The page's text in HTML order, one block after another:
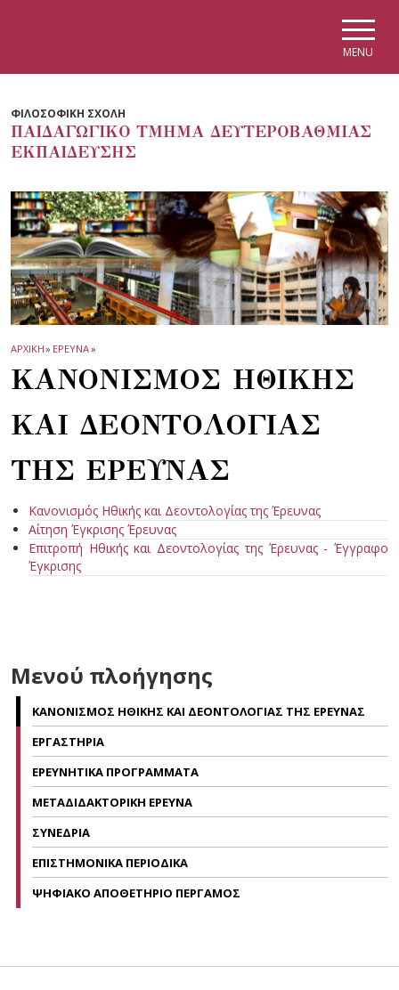
MENU
ΦΙΛΟΣΟΦΙΚΗ ΣΧΟΛΗ
ΠΑΙΔΑΓΩΓΙΚΟ ΤΜΗΜΑ ΔΕΥΤΕΡΟΒΑΘΜΙΑΣ
ΕΚΠΑΙΔΕΥΣΗΣ
ΑΡΧΙΚΗ» ΕΡΕΥΝΑ»
ΚΑΝΟΝΙΣΜΟΣ ΗΘΙΚΗΣ
ΚΑΙ ΔΕΟΝΤΟΛΟΓΙΑΣ
ΤΗΣ ΕΡΕΥΝΑΣ
Κανονισμός Ηθικής και Δεοντολογίας της Έρευνας
Αίτηση Έγκρισης Έρευνας
Επιτροπή Ηθικής και Δεοντολογίας της Έρευνας - Έγγραφο
Έγκρισης
Μενού πλοήγησης
ΚΑΝΟΝΙΣΜΟΣ ΗΘΙΚΗΣ ΚΑΙ ΔΕΟΝΤΟΛΟΓΙΑΣ ΤΗΣ ΕΡΕΥΝΑΣ
ΕΡΓΑΣΤΗΡΙΑ
ΕΡΕΥΝΗΤΙΚΑ ΠΡΟΓΡΑΜΜΑΤΑ
ΜΕΤΑΔΙΔΑΚΤΟΡΙΚΗ ΕΡΕΥΝΑ
ΣΥΝΕΔΡΙΑ
ΕΠΙΣΤΗΜΟΝΙΚΑ ΠΕΡΙΟΔΙΚΑ
ΨΗΦΙΑΚΟ ΑΠΟΘΕΤΗΡΙΟ ΠΕΡΓΑΜΟΣ